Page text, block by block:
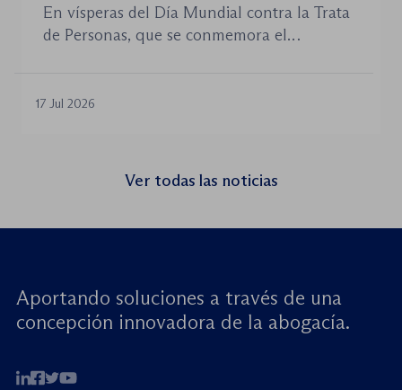
para combatir la trata de menores y
defender el Estado de Derecho
En vísperas del Día Mundial contra la Trata
de Personas, que se conmemora el
la World Jurist Association (WJA) y Just
seminario web internacional «Trata de
menores: reforzando la rendición de
17 Jul 2026
Ver todas las noticias
Aportando soluciones a través de una
concepción innovadora de la abogacía.